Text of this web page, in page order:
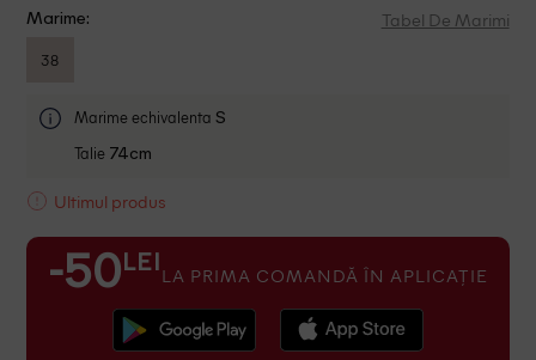
Marime: Tabel De Marimi
38
Marime echivalenta S
Talie 74cm
Ultimul produs
-50 LEI LA PRIMA COMANDĂ ÎN APLICAȚIE